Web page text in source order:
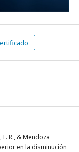
R., & Mendoza
en la disminución